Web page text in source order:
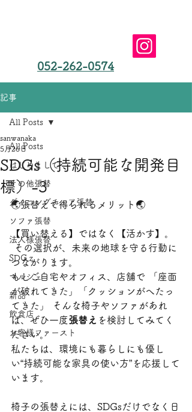
052-262-0574
記事
All Posts
はじめまして
その他張替
ダイニングチェア張替
ソファ張替
法人様張替
SDGｚ
マルシェ
新品
飲食店
お客様ファースト
All Posts
SDGs（持続可能な開発目
標）-3
sanwanaka
5月26日
🌏張替えで得られるメリット🌏
【買い替える】ではなく【活かす】。
つながります。
もしご自宅やオフィス、店舗で 「座面
が破れてきた」「クッションがへたっ
てきた」 そんな椅子やソファがあれ
ば、ぜひ一度張替え を検討してみてく
ださい。
私たちは、環境にも暮らしにも優し
い“持続可能な家具の使い方”を応援して
います。
椅子の張替えには、SDGsだけでなく日